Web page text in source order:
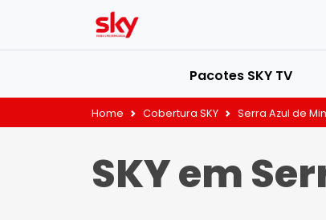
Pacotes SKY TV
Home Cobertura SKY Serra Azul de
SKY em